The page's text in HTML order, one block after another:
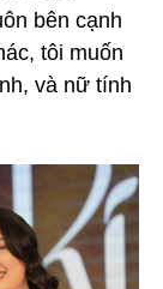
bên cạnh
tôi muốn
và nữ tính